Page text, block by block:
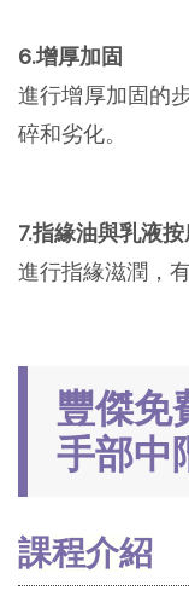
6.增厚加固
進行增厚加固的
碎和劣化。
7.指緣油與乳液
進行指緣滋潤，
豐傑免
手部中
課程介紹